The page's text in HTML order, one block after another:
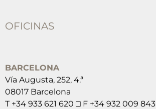
OFICINAS
BARCELONA
Vía Augusta, 252, 4.ª
08017 Barcelona
T +34 933 621 620 □ F +34 932 009 843